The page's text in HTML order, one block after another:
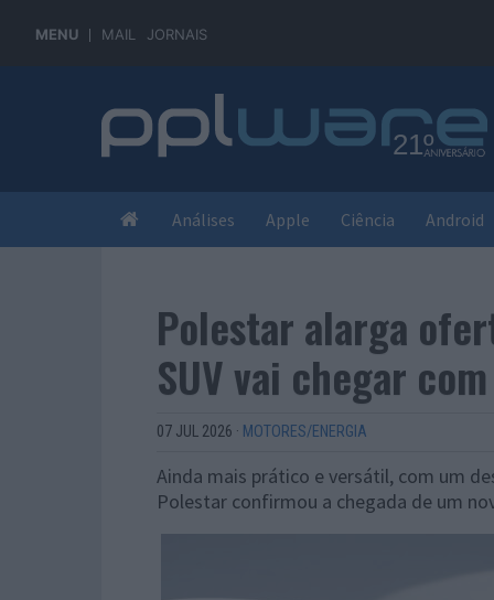
MENU MAIL JORNAIS
Análises Apple Ciência Android
Polestar alarga
SUV vai chegar
07 JUL 2026 · MOTORES/ENERGIA
Ainda mais prático e versátil, com um
Polestar confirmou a chegada de um